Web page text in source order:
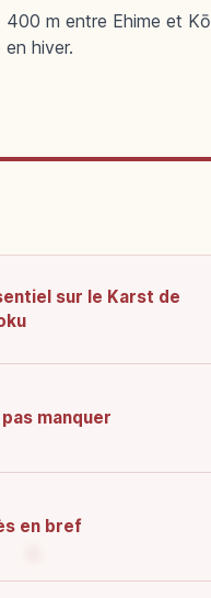
400 m entre Ehime et
hiver.
sur le Karst de
manquer
en bref